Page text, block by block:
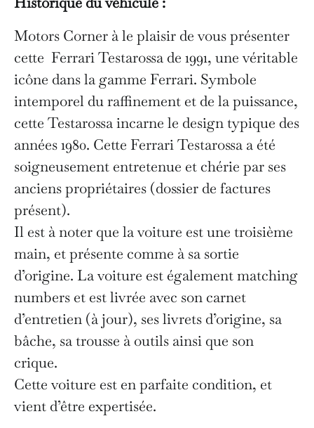
Motors Corner à le plaisir de vous présenter
cette Ferrari Testarossa de 1991, une véritable
icône dans la gamme Ferrari. Symbole
intemporel du raffinement et de la puissance,
cette Testarossa incarne le design typique des
années 1980. Cette Ferrari Testarossa a été
soigneusement entretenue et chérie par ses
anciens propriétaires (dossier de factures
présent).
Il est à noter que la voiture est une troisième
main, et présente comme à sa sortie
d’origine. La voiture est également matching
numbers et est livrée avec son carnet
d’entretien (à jour), ses livrets d’origine, sa
bâche, sa trousse à outils ainsi que son
crique.
Cette voiture est en parfaite condition, et
vient d’être expertisée.